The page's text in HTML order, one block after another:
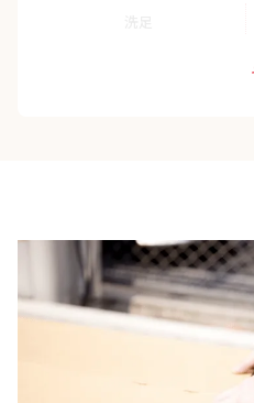
原町
東山
三田